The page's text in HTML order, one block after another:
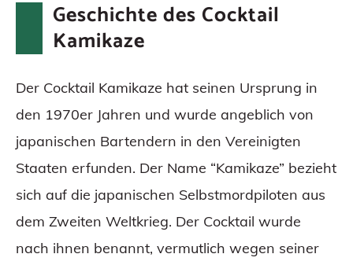
Cocktail Kamikaze als Klassiker
Fazit
Häufig gestellte Fragen (FAQs)
Geschichte des Cocktail
Kamikaze
Der Cocktail Kamikaze hat seinen Ursprung in
den 1970er Jahren und wurde angeblich von
japanischen Bartendern in den Vereinigten
Staaten erfunden. Der Name “Kamikaze” bezieht
sich auf die japanischen Selbstmordpiloten aus
dem Zweiten Weltkrieg. Der Cocktail wurde
nach ihnen benannt, vermutlich wegen seiner